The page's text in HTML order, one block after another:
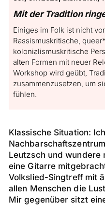
Mit der Tradition
Einiges im Folk ist nicht
Rassismuskritische,
kolonialismuskritische
alten Formen mit neuer
Workshop wird geübt,
zusammenzusetzen, um
fühlen.
Klassische Situation:
Leutzsch und wundere
eine Gitarre
Volkslied-Singtreff mit
allen Menschen die
Mir gegenüber sitzt